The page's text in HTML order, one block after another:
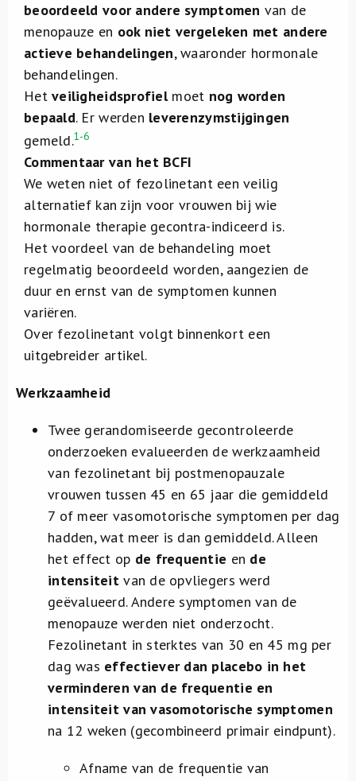
beoordeeld voor andere symptomen van de
menopauze en ook niet vergeleken met andere
actieve behandelingen, waaronder hormonale
behandelingen.
Hetveiligheidsprofielmoet nog worden
bepaald. Er werden leverenzymstijgingen
gemeld.1-6
Commentaar van het BCFI
We weten niet of fezolinetant een veilig
alternatief kan zijn voor vrouwen bij wie
hormonale therapie gecontra-indiceerd is.
Het voordeel van de behandeling moet
regelmatig beoordeeld worden, aangezien de
duur en ernst van de symptomen kunnen
variëren.
Over fezolinetant volgt binnenkort een
uitgebreider artikel.
Werkzaamheid
Twee gerandomiseerde gecontroleerde
onderzoeken evalueerden de werkzaamheid
van fezolinetant bij postmenopauzale
vrouwen tussen 45 en 65 jaar die gemiddeld
7 of meer vasomotorische symptomen per dag
hadden, wat meer is dan gemiddeld. Alleen
het effect op de frequentie en de
intensiteitvan de opvliegers werd
geëvalueerd. Andere symptomen van de
menopauze werden niet onderzocht.
Fezolinetant in sterktes van 30 en 45 mg per
dag was effectiever dan placebo in het
verminderen van de frequentie en
intensiteit van vasomotorische symptomen
na 12 weken (gecombineerd primair eindpunt).
Afname van de frequentie van